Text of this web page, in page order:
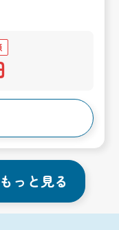
っと見る